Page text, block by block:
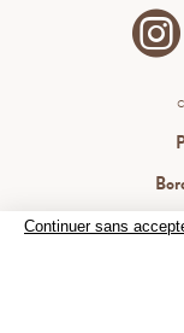
Continuer sans